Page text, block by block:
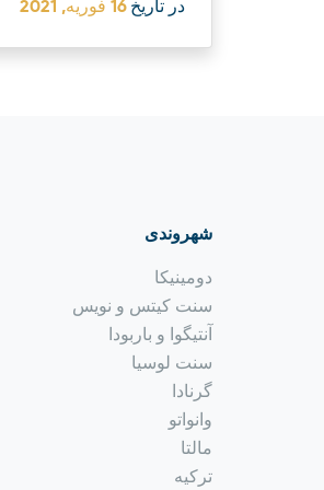
در تاريخ16 فوریه, 2021
شهروندی
دومینیکا
سنت کیتس و نویس
آنتیگوا و باربودا
سنت لوسیا
گرنادا
وانواتو
مالتا
ترکیه